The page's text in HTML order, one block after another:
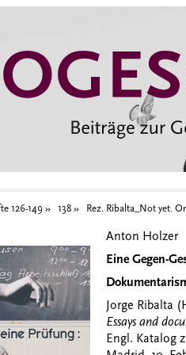
126-149 138 Rez. Ribalta_Not yet.
Anton Holzer
Eine Gegen-
Jorge Ribalta
Essays and
Engl. Katalog